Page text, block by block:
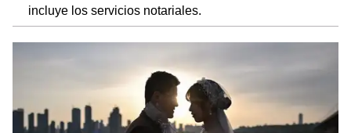
incluye los servicios notariales.